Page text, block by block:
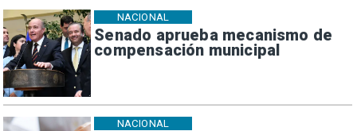
Senado aprueba mecanismo de
compensación municipal
NACIONAL
NACIONAL